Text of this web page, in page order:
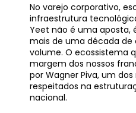
No varejo corporativo,
infraestrutura
Yeet não é uma aposta,
mais de uma década
volume. O ecossistema
margem dos nossos
por Wagner Piva, um
respeitados na
nacional.